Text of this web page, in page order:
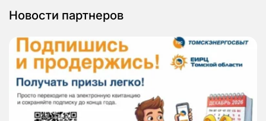
Новости партнеров